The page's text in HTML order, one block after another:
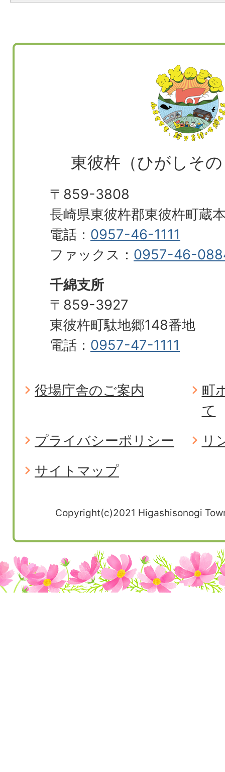
東彼杵（ひがしそ
〒859-3808
長崎県東彼杵郡東彼杵町蔵
電話： 0957-46-1111
ファックス： 0957-46-
千綿支所
〒859-3927
東彼杵町駄地郷148番地
電話： 0957-47-1111
役場庁舎のご案内
町
て
プライバシーポリシー
リ
サイトマップ
Copyright(c)2021 Higashisonogi